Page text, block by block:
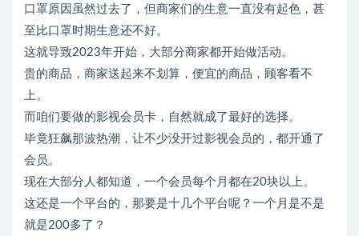
口罩原因虽然过去了，但商家们的生意一直没有起色，甚
至比口罩时期生意还不好。
这就导致2023年开始，大部分商家都开始做活动。
贵的商品，商家送起来不划算，便宜的商品，顾客看不
上。
而咱们要做的影视会员卡，自然就成了最好的选择。
毕竟狂飙那波热潮，让不少没开过影视会员的，都开通了
会员。
现在大部分人都知道，一个会员每个月都在20块以上。
这还是一个平台的，那要是十几个平台呢？一个月是不是
就是200多了？